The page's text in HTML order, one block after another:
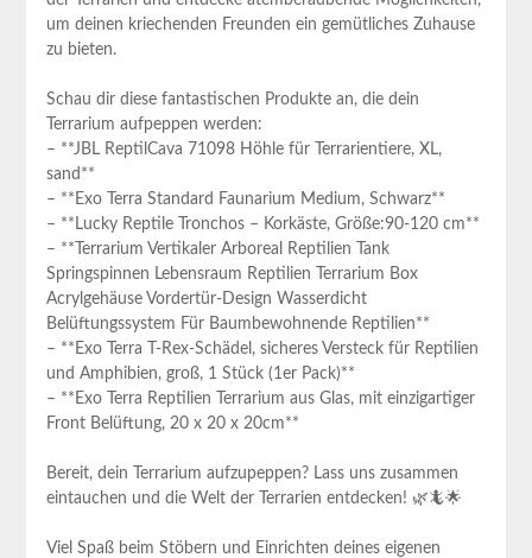
um deinen kriechenden Freunden ein gemütliches Zuhause
zu bieten.
Schau dir diese fantastischen Produkte an, die dein
Terrarium aufpeppen werden:
– **JBL ReptilCava 71098 Höhle für Terrarientiere, XL,
sand**
– **Exo Terra Standard Faunarium Medium, Schwarz**
– **Lucky Reptile Tronchos – Korkäste, Größe:90-120 cm**
– **Terrarium Vertikaler Arboreal Reptilien Tank
Springspinnen Lebensraum Reptilien Terrarium Box
Acrylgehäuse Vordertür-Design Wasserdicht
Belüftungssystem Für Baumbewohnende Reptilien**
– **Exo Terra T-Rex-Schädel, sicheres Versteck für Reptilien
und Amphibien, groß, 1 Stück (1er Pack)**
– **Exo Terra Reptilien Terrarium aus Glas, mit einzigartiger
Front Belüftung, 20 x 20 x 20cm**
Bereit, dein Terrarium aufzupeppen? Lass uns zusammen
eintauchen und die Welt der Terrarien entdecken! 🌿🦎🌟
Viel Spaß beim Stöbern und Einrichten deines eigenen